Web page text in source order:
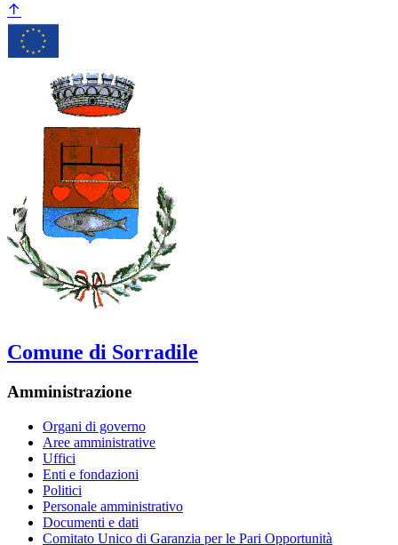
Comune di Sorradile
Amministrazione
Organi di governo
Aree amministrative
Uffici
Enti e fondazioni
Politici
Personale amministrativo
Documenti e dati
Comitato Unico di Garanzia per le Pari Opportunità